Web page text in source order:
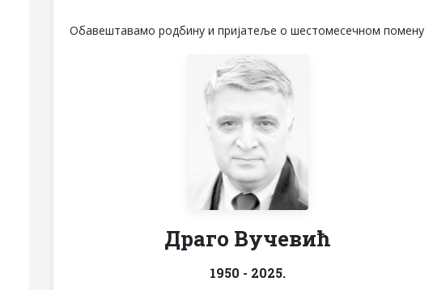
Обавештавамо родбину и пријатеље о шестомесечном помену
Драго Вучевић
1950 - 2025.